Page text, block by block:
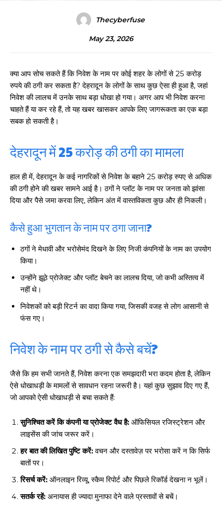
Thecyberfuse
May 23, 2026
क्या आप सोच सकते हैं कि निवेश के नाम पर कोई शहर के लोगों से 25 करोड़
रुपये की ठगी कर सकता है? देहरादून के लोगों के साथ कुछ ऐसा ही हुआ है, जहां
निवेश की लालच में उनके साथ बड़ा धोखा हो गया। अगर आप भी निवेश करना
चाहते हैं या कर रहे हैं, तो यह खबर खासकर आपके लिए जागरूकता का एक बड़ा
सबक हो सकती है।
देहरादून में 25 करोड़ की ठगी का मामला
हाल ही में, देहरादून के कई नागरिकों से निवेश के बहाने 25 करोड़ रुपए से अधिक
की ठगी होने की खबर सामने आई है। ठगों ने प्लॉट के नाम पर जनता को झांसा
दिया और पैसे जमा करवा लिए, लेकिन अंत में वास्तविकता कुछ और ही निकली।
कैसे हुआ भुगतान के नाम पर ठगा जाना?
ठगों ने मेधावी और भरोसेमंद दिखने के लिए निजी कंपनियों के नाम का उपयोग
किया।
उन्होंने झूठे प्रोजेक्ट और प्लॉट बेचने का लालच दिया, जो कभी अस्तित्व में
नहीं थे।
निवेशकों को बड़ी रिटर्न का वादा किया गया, जिसकी वजह से लोग आसानी से
फंस गए।
निवेश के नाम पर ठगी से कैसे बचें?
जैसे कि हम सभी जानते हैं, निवेश करना एक समझदारी भरा कदम होता है, लेकिन
ऐसे धोखाधड़ी के मामलों से सावधान रहना जरूरी है। यहां कुछ सुझाव दिए गए हैं,
जो आपको ऐसी धोखाधड़ी से बचा सकते हैं:
सुनिश्चित करें कि कंपनी या प्रोजेक्ट वैध है: ऑफिसियल रजिस्ट्रेशन और
लाइसेंस की जांच जरूर करें।
हर बात की लिखित पुष्टि करें:वचन और दस्तावेज़ पर भरोसा करें न कि सिर्फ
बातों पर।
रिसर्च करें: ऑनलाइन रिव्यू, स्कैम रिपोर्ट और पिछले रिकॉर्ड देखना न भूलें।
सतर्क रहें: अनायास ही ज्यादा मुनाफा देने वाले प्रस्तावों से बचें।